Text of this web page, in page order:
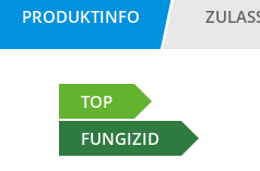
PRODUKTINFO
TOP
FUNGIZID